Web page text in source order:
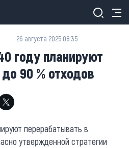
26 августа 2025 08:35
году планируют
90 % отходов
перерабатывать в
утвержденной стратегии